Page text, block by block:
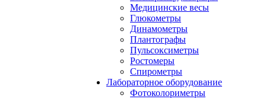
Медицинские весы
Глюкометры
Динамометры
Плантографы
Пульсоксиметры
Ростомеры
Спирометры
Лабораторное оборудование
Фотоколориметры